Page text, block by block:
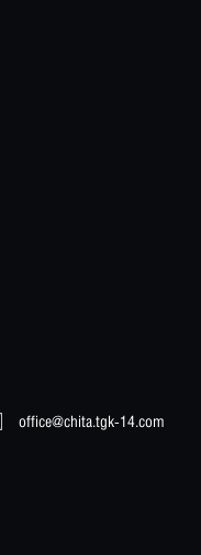
office@chita.tgk-14.com